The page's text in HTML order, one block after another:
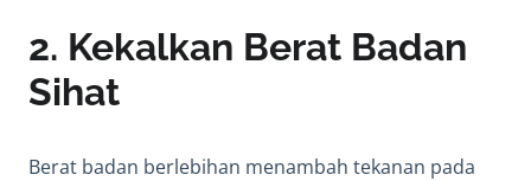
2. Kekalkan Berat Badan
Sihat
Berat badan berlebihan menambah tekanan pada